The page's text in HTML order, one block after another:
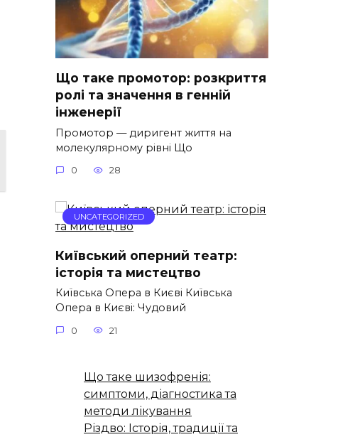
Що таке промотор: розкриття
ролі та значення в генній
інженерії
Промотор — диригент життя на
молекулярному рівні Що
0 28
UNCATEGORIZED
Київський оперний театр:
історія та мистецтво
Київська Опера в Києві Київська
Опера в Києві: Чудовий
0 21
Що таке шизофренія:
симптоми, діагностика та
методи лікування
Різдво: Історія, традиції та